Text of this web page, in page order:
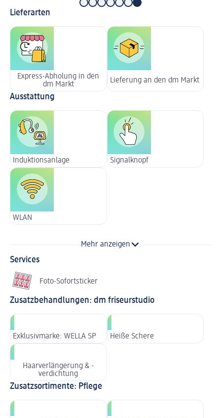
Lieferarten
Express-Abholung in den
dm Markt
Lieferung an den dm Markt
Ausstattung
Induktionsanlage Signalknopf
WLAN
Mehr anzeigen
Services
Foto-Sofortsticker
Zusatzbehandlungen: dm friseurstudio
Exklusivmarke: WELLA SP Heiße Schere
Haarverlängerung & -
verdichtung
Zusatzsortimente: Pflege